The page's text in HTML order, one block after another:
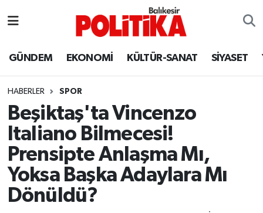
GÜNDEM EKONOMİ KÜLTÜR-SANAT SİYASET
HABERLER SPOR
Beşiktaş'ta Vincenzo
Italiano Bilmecesi!
Prensipte Anlaşma Mı,
Yoksa Başka Adaylara Mı
Dönüldü?
Ayvalık
Balya
Bandırma
Bigadiç
BİYOGRAFİLER
Balıkesir Hava Durumu
Balıkesir Namaz Vakitleri
Balıkesir Trafik Yoğunluk Haritası
Süper Lig Puan Durumu ve Fikstür
Tüm Manşetler